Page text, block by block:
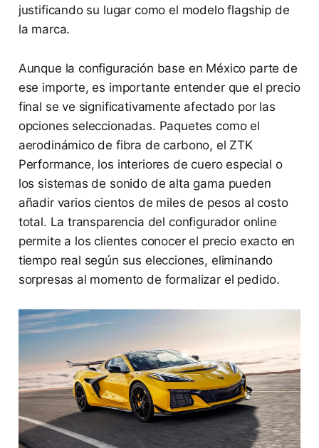
justificando su lugar como el modelo flagship de
la marca.
Aunque la configuración base en México parte de
ese importe, es importante entender que el precio
final se ve significativamente afectado por las
opciones seleccionadas. Paquetes como el
aerodinámico de fibra de carbono, el ZTK
Performance, los interiores de cuero especial o
los sistemas de sonido de alta gama pueden
añadir varios cientos de miles de pesos al costo
total. La transparencia del configurador online
permite a los clientes conocer el precio exacto en
tiempo real según sus elecciones, eliminando
sorpresas al momento de formalizar el pedido.